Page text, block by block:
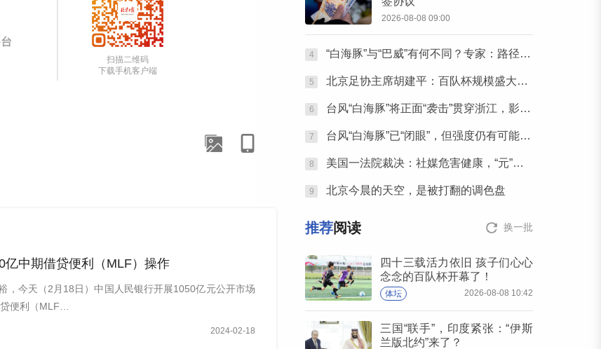
扫描二维码
下载手机客户端
亿中期借贷便利（MLF）操作
，今天（2月18日）中国人民银行开展1050亿元公开市场
便利（MLF…
2024-02-18
2026-08-08 09:00
4 “白海豚”与“巴威”有何不同？专家：路径变数大、影响时间长
5 北京足协主席胡建平：百队杯规模盛大，青少年足球火热有活力
6 台风“白海豚”将正面“袭击”贯穿浙江，影响时间较长
7 台风“白海豚”已“闭眼”，但强度仍有可能恢复
8 美国一法院裁决：社媒危害健康，“元”公司被判天价罚款
9 北京今晨的天空，是被打翻的调色盘
推荐阅读 换一批
四十三载活力依旧 孩子们心心
念念的百队杯开幕了！
体坛 2026-08-08 10:42
三国“联手”，印度紧张：“伊斯
兰版北约”来了？